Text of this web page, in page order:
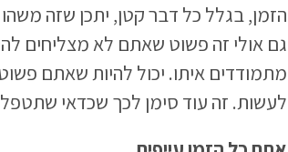
הזמן, בגלל כל דבר קטן, יתכן שזה
גם אולי זה פשוט שאתם לא מצליחים
מתמודדים איתו. יכול להיות שאתם
לעשות. זה עוד סימן לכך שכדאי